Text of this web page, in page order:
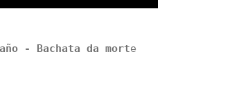
- Bachata da morte